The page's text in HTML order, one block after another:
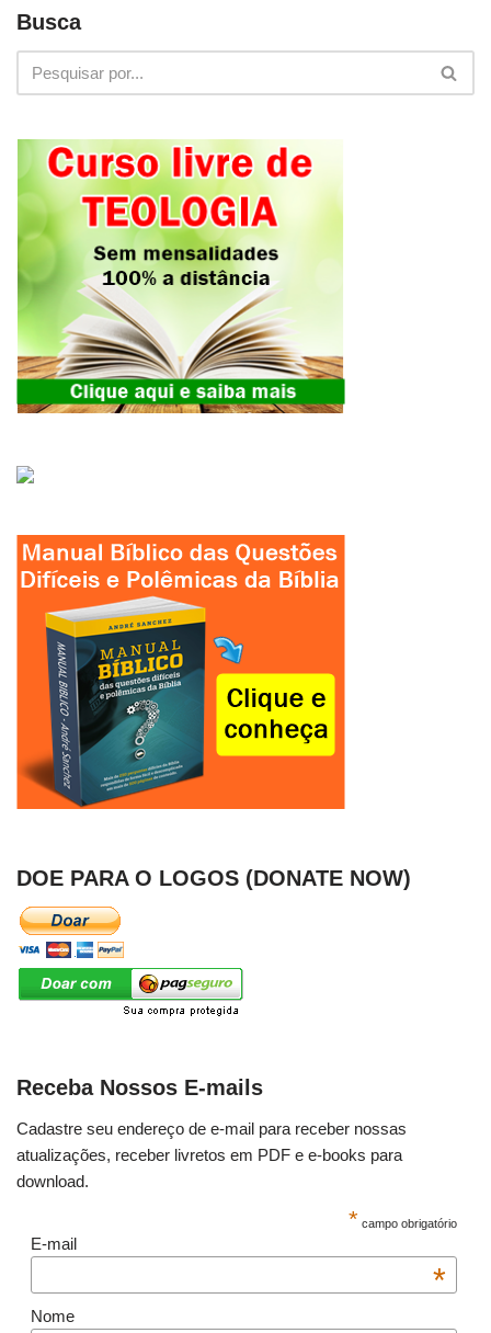
Busca
DOE PARA O LOGOS (DONATE NOW)
Receba Nossos E-mails
Cadastre seu endereço de e-mail para receber nossas
atualizações, receber livretos em PDF e e-books para
download.
* campo obrigatório
E-mail
*
Nome